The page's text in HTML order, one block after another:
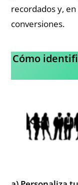
recordados y,
conversiones.
Cómo